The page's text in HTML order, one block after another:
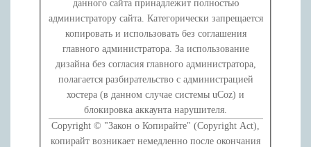
данного сайта принадлежит полностью
администратору сайта. Категорически запрещается
копировать и использовать без соглашения
главного администратора. За использование
дизайна без согласия главного администратора,
полагается разбирательство с администрацией
хостера (в данном случае системы uCoz) и
блокировка аккаунта нарушителя.
Copyright © "Закон о Копирайте" (Copyright Act),
копирайт возникает немедленно после окончания